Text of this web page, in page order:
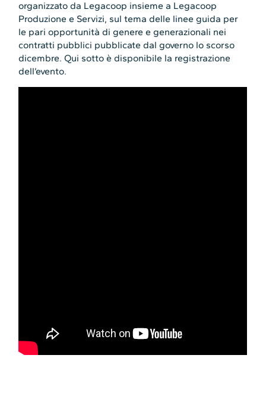
organizzato da Legacoop insieme a Legacoop
Produzione e Servizi, sul tema delle linee guida per
le pari opportunità di genere e generazionali nei
contratti pubblici pubblicate dal governo lo scorso
dicembre. Qui sotto è disponibile la registrazione
dell’evento.